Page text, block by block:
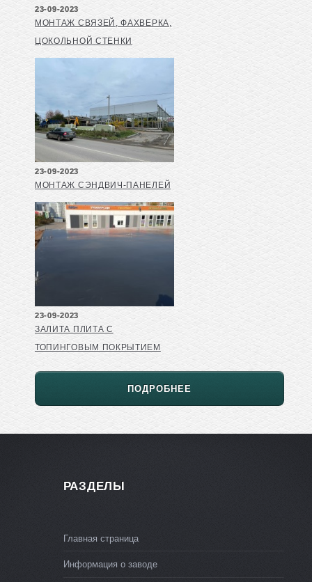
23-09-2023
МОНТАЖ СВЯЗЕЙ, ФАХВЕРКА,
ЦОКОЛЬНОЙ СТЕНКИ
23-09-2023
МОНТАЖ СЭНДВИЧ-ПАНЕЛЕЙ
23-09-2023
ЗАЛИТА ПЛИТА С
ТОПИНГОВЫМ ПОКРЫТИЕМ
ПОДРОБНЕЕ
РАЗДЕЛЫ
Главная страница
Информация о заводе